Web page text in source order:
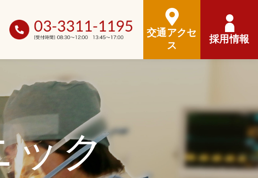
交通アクセ
ス
採用情報
ック